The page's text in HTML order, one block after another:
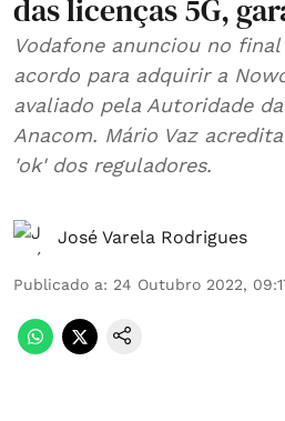
das licenças 5G,
Vodafone anunciou no
acordo para adquirir a
avaliado pela Autoridade
Anacom. Mário Vaz
'ok' dos reguladores.
José Varela Rodrigues
Publicado a: 24 Outubro 2022,